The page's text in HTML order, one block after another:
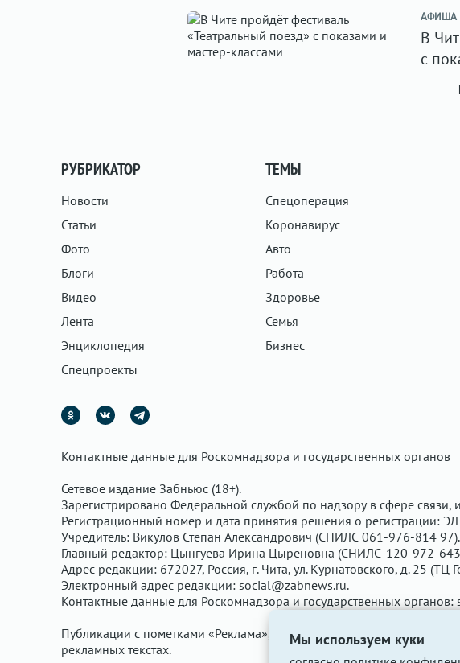
Мы используем куки
АФИША
В
с
РУБРИКАТОР
Новости
Статьи
Фото
Блоги
Видео
Лента
Энциклопедия
Спецпроекты
ТЕМЫ
Спецоперация
Коронавирус
Авто
Работа
Здоровье
Семья
Бизнес
Контактные данные для Роскомнадзора и государственных органов
Сетевое издание Забньюс (18+).
Зарегистрировано Федеральной службой по надзору в сфере
Регистрационный номер и дата принятия решения о регистрации:
Учредитель: Викулов Степан Александрович (СНИЛС 061-976-814 97).
Главный редактор: Цынгуева Ирина Цыреновна (СНИЛС-120-972-
Адрес редакции: 672027, Россия, г. Чита, ул. Курнатовского, д. 25
Электронный адрес редакции: social@zabnews.ru.
Контактные данные для Роскомнадзора и государственных органов:
Публикации с пометками «Реклама», «Выборы» оплачены
рекламных текстах.